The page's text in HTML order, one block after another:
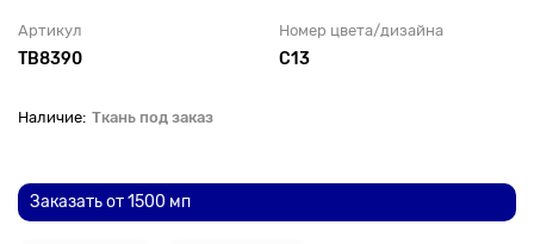
Артикул
TB8390
Номер цвета/дизайна
С13
Ткань под заказ
Заказать от 1500 мп